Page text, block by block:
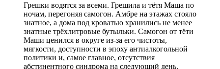
Грешки водятся за всеми. Грешила и тётя Маша по
ночам, перегоняя самогон. Амбре на этажах стояло
знатное, а дома под кроватью хранились не менее
знатные трёхлитровые бутыльки. Самогон от тёти
Маши ценился в округе из-за его чистоты,
мягкости, доступности в эпоху антиалкогольной
политики и, самое главное, отсутствия
абстинентного синдрома на следующий день.